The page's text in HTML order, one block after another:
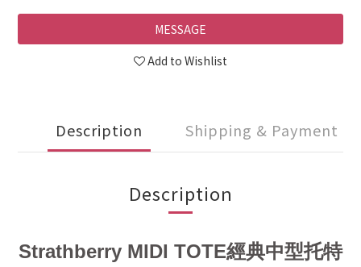
MESSAGE
Add to Wishlist
Description Shipping & Payment
Description
Strathberry MIDI TOTE經典中型托特